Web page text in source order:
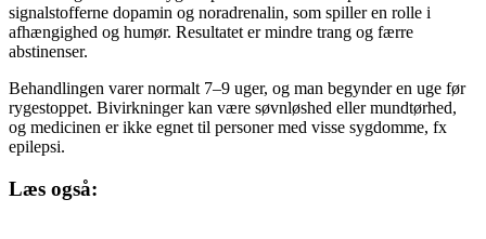
signalstofferne dopamin og noradrenalin, som spiller en rolle i
afhængighed og humør. Resultatet er mindre trang og færre
abstinenser.
Behandlingen varer normalt 7–9 uger, og man begynder en uge før
rygestoppet. Bivirkninger kan være søvnløshed eller mundtørhed,
og medicinen er ikke egnet til personer med visse sygdomme, fx
epilepsi.
Læs også: